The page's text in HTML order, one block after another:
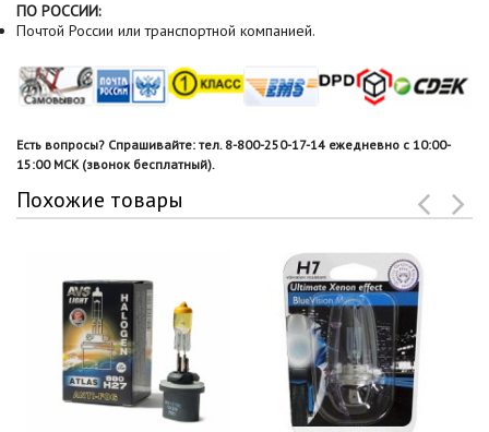
ПО РОССИИ:
Почтой России или транспортной компанией.
Есть вопросы? Спрашивайте: тел. 8-800-250-17-14 ежедневно с 10:00-
15:00 МСК (звонок бесплатный).
Похожие товары